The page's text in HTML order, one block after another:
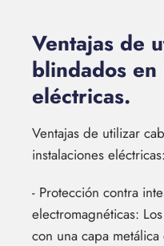
Ventajas de
blindados en
eléctricas.
Ventajas de utilizar
instalaciones eléctricas:
- Protección contra
electromagnéticas:
con una capa